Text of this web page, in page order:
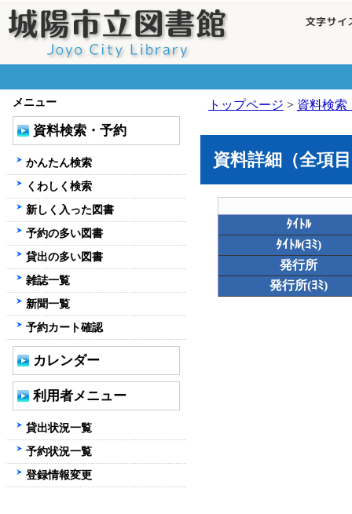
トップページ > 資料検索
資料詳細（全項
ﾀｲﾄﾙ
ﾀｲﾄﾙ(ﾖﾐ)
発行所
発行所(ﾖﾐ)
メニュー
資料検索・予約
かんたん検索
くわしく検索
新しく入った図書
予約の多い図書
貸出の多い図書
雑誌一覧
新聞一覧
予約カート確認
カレンダー
利用者メニュー
貸出状況一覧
予約状況一覧
登録情報変更